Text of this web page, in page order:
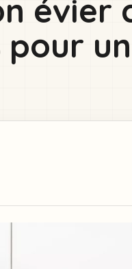
évier